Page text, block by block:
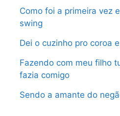
Como foi a primeira vez
swing
Dei o cuzinho pro coroa
Fazendo com meu filho
fazia comigo
Sendo a amante do